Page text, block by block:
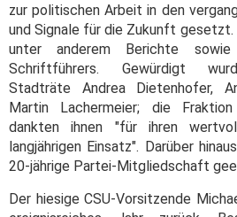
zur politischen Arbeit in den
und Signale für die Zukunft
unter anderem Berichte
Schriftführers. Gewürdigt
Stadträte Andrea Dietenhofer,
Martin Lachermeier; die
dankten ihnen "für ihren
langjährigen Einsatz". Darüber
20-jährige Partei-Mitgliedschaft
Der hiesige CSU-Vorsitzende